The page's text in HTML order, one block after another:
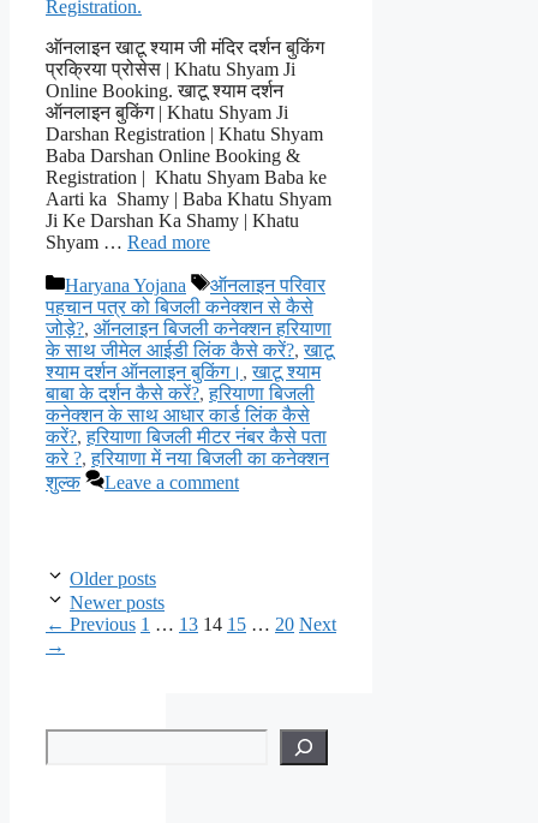
ऑनलाइन खाटू श्याम जी मंदिर दर्शन बुकिंग
प्रक्रिया प्रोसेस | Khatu Shyam Ji
Online Booking. खाटू श्याम दर्शन
ऑनलाइन बुकिंग | Khatu Shyam Ji
Darshan Registration | Khatu Shyam
Baba Darshan Online Booking &
Registration | Khatu Shyam Baba ke
Aarti ka Shamy | Baba Khatu Shyam
Ji Ke Darshan Ka Shamy | Khatu
Shyam … Read more
Categories
Haryana Yojana Tags
ऑनलाइन परिवार
पहचान पत्र को बिजली कनेक्शन से कैसे
जोड़े?, ऑनलाइन बिजली कनेक्शन हरियाणा
के साथ जीमेल आईडी लिंक कैसे करें?,खाटू
श्याम दर्शन ऑनलाइन बुकिंग। ,खाटू श्याम
बाबा के दर्शन कैसे करें?,हरियाणा बिजली
कनेक्शन के साथ आधार कार्ड लिंक कैसे
करें?,हरियाणा बिजली मीटर नंबर कैसे पता
करे ?,हरियाणा में नया बिजली का कनेक्शन
शुल्क
Leave a comment
Older posts
Newer posts
← Previous Page
1 … Page
13 Page
14 Page
15 … Page
20 Next
→